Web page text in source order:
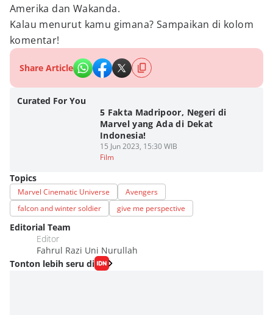
Amerika dan Wakanda.
Kalau menurut kamu gimana? Sampaikan di kolom
komentar!
Share Article
Curated For You
5 Fakta Madripoor, Negeri di
Marvel yang Ada di Dekat
Indonesia!
15 Jun 2023, 15:30 WIB
Film
Topics
Marvel Cinematic Universe
Avengers
falcon and winter soldier
give me perspective
Editorial Team
Editor
Fahrul Razi Uni Nurullah
Tonton lebih seru di